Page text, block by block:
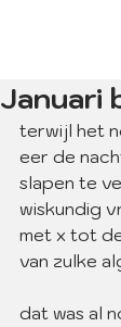
Januari
terwijl het
eer de
slapen te
wiskundig
met x tot
van zulke
dat was al